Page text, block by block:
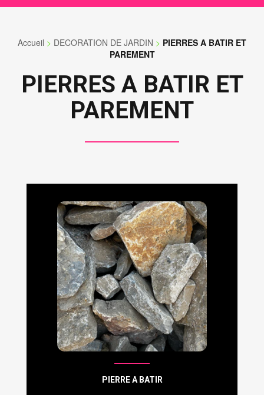
Accueil > DECORATION DE JARDIN > PIERRES A BATIR ET
PAREMENT
PIERRES A BATIR ET
PAREMENT
PIERRE A BATIR